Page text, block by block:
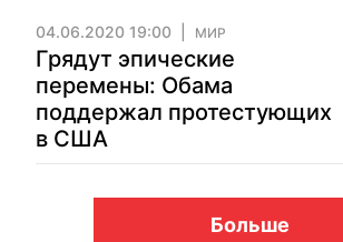
04.06.2020 19:00 МИР
Грядут эпические
перемены: Обама
поддержал протестующих
в США
Больше